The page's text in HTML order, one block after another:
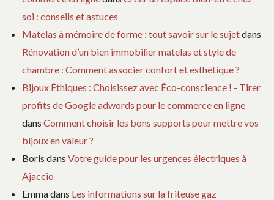
soi : conseils et astuces
Matelas à mémoire de forme : tout savoir sur le sujetdans
Rénovation d’un bien immobilier matelas et style de
chambre : Comment associer confort et esthétique ?
Bijoux Éthiques : Choisissez avec Éco-conscience ! - Tirer
profits de Google adwords pour le commerce en ligne
dans Comment choisir les bons supports pour mettre vos
bijoux en valeur ?
Boris dans Votre guide pour les urgences électriques à
Ajaccio
Emmadans Les informations sur la friteuse gaz